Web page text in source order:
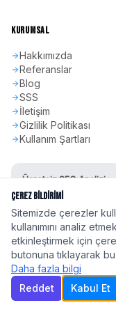
KURUMSAL
Hakkımızda
Referanslar
Blog
SSS
İletişim
Gizlilik Politikası
Kullanım Şartları
Ücretsiz SEO Analizi
Sitenizin SEO skorunu
©2026seoadspro.com -
Çerez Bildirimi
Sitemizde çerezler
kullanımını analiz
etkinleştirmek için
butonuna tıklayarak bu
Daha fazla bilgi
Reddet
Kabul Et